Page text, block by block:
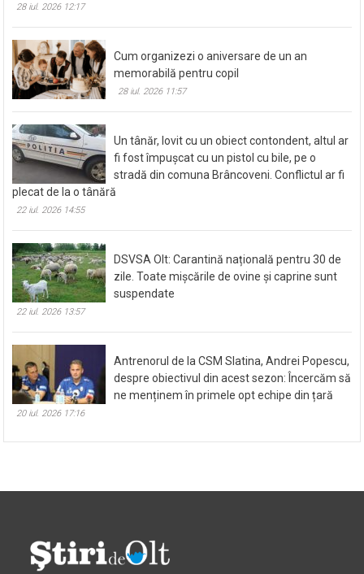
28 iul. 2026 12:17
Cum organizezi o aniversare de un an
memorabilă pentru copil
28 iul. 2026 11:57
Un tânăr, lovit cu un obiect contondent, altul ar
fi fost împușcat cu un pistol cu bile, pe o
stradă din comuna Brâncoveni. Conflictul ar fi
plecat de la o tânără
22 iul. 2026 14:55
DSVSA Olt: Carantină națională pentru 30 de
zile. Toate mișcările de ovine și caprine sunt
suspendate
22 iul. 2026 13:57
Antrenorul de la CSM Slatina, Andrei Popescu,
despre obiectivul din acest sezon: Încercăm să
ne menținem în primele opt echipe din țară
20 iul. 2026 17:16